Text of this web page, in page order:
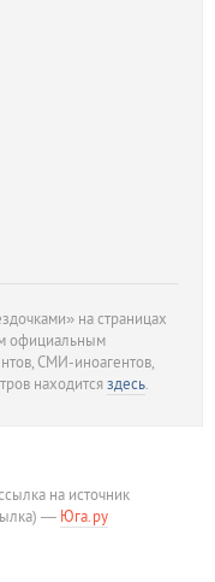
на страницах
официальным
СМИ-иноагентов,
находитсяздесь.
на источник
— Юга.ру